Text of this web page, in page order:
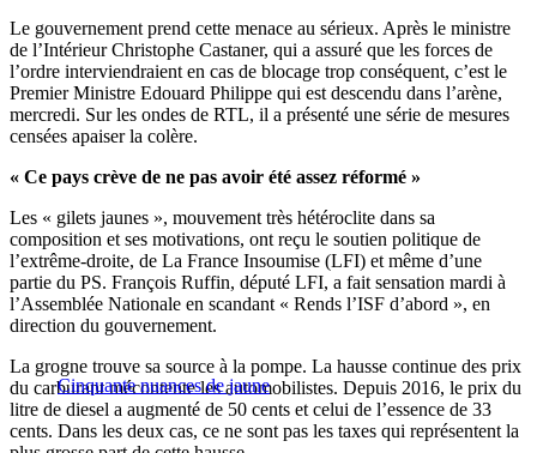
Le gouvernement prend cette menace au sérieux. Après le ministre
de l’Intérieur Christophe Castaner, qui a assuré que les forces de
l’ordre interviendraient en cas de blocage trop conséquent, c’est le
Premier Ministre Edouard Philippe qui est descendu dans l’arène,
mercredi. Sur les ondes de RTL, il a présenté une série de mesures
censées apaiser la colère.
« Ce pays crève de ne pas avoir été assez réformé »
Les « gilets jaunes », mouvement très hétéroclite dans sa
composition et ses motivations, ont reçu le soutien politique de
l’extrême-droite, de La France Insoumise (LFI) et même d’une
partie du PS. François Ruffin, député LFI, a fait sensation mardi à
l’Assemblée Nationale en scandant « Rends l’ISF d’abord », en
direction du gouvernement.
Cinquante nuances de jaune
La grogne trouve sa source à la pompe. La hausse continue des prix
du carburant mécontente les automobilistes. Depuis 2016, le prix du
litre de diesel a augmenté de 50 cents et celui de l’essence de 33
cents. Dans les deux cas, ce ne sont pas les taxes qui représentent la